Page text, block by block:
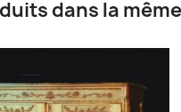
dans la même